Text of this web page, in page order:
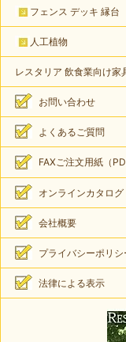
フェンス デッキ 縁台
人工植物
レスタリア 飲食業向け家
お問い合わせ
よくあるご質問
FAXご注文用紙（
オンラインカタログ
会社概要
プライバシーポリシ
法律による表示